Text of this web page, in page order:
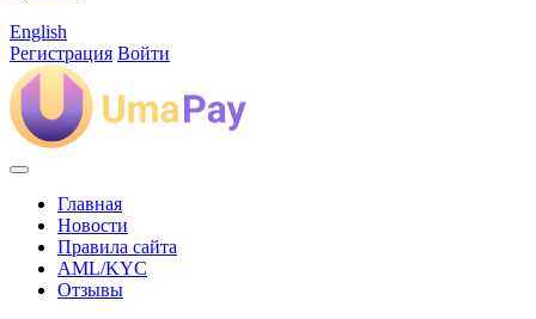
English
Регистрация Войти
Главная
Новости
Правила сайта
AML/KYC
Отзывы